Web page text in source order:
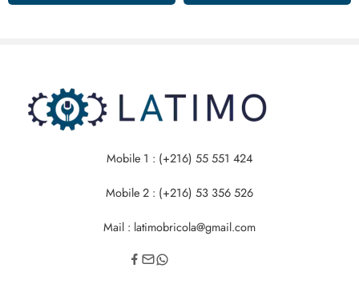
Mobile 1 : (+216) 55 551 424
Mobile 2 : (+216) 53 356 526
Mail : latimobricola@gmail.com